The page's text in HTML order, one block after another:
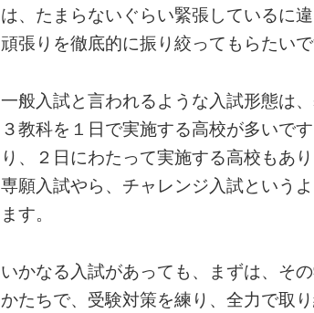
は、たまらないぐらい緊張しているに
頑張りを徹底的に振り絞ってもらたい
一般入試と言われるような入試形態は
３教科を１日で実施する高校が多いで
り、２日にわたって実施する高校もあ
専願入試やら、チャレンジ入試という
ます。
いかなる入試があっても、まずは、そ
かたちで、受験対策を練り、全力で取